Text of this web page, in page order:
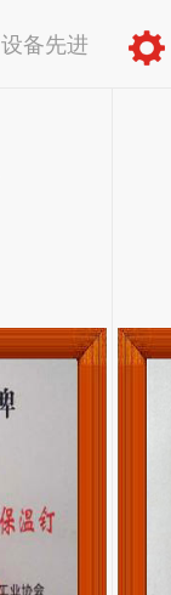
设备先进